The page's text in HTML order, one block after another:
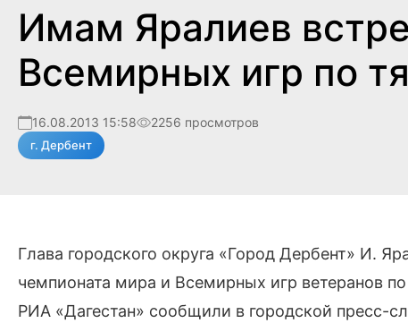
Имам Яралиев
Всемирных игр по
16.08.2013 15:58 2256 просмотров
г. Дербент
Глава городского округа «Город Дербент» И.
чемпионата мира и Всемирных игр ветеранов
РИА «Дагестан» сообщили в городской пресс-